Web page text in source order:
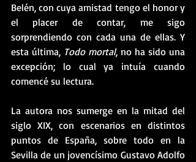
Belén, con cuya amistad tengo el honor y
el placer de contar, me sigo
sorprendiendo con cada una de ellas. Y
esta última, Todo mortal, no ha sido una
excepción; lo cual ya intuía cuando
comencé su lectura.
La autora nos sumerge en la mitad del
siglo XIX, con escenarios en distintos
puntos de España, sobre todo en la
Sevilla de un jovencísimo Gustavo Adolfo